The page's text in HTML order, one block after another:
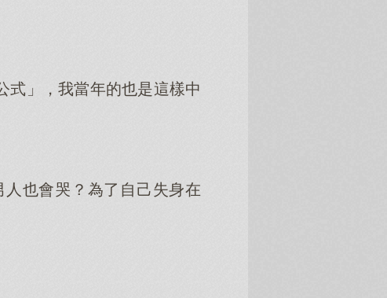
」，我當年的也是這樣中
也會哭？為了自己失身在